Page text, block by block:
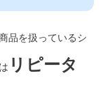
品を扱っているシ
リピータ